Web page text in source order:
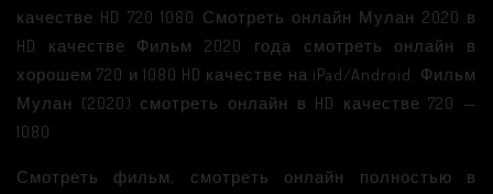
качестве HD 720 1080 Смотреть онлайн Мулан 2020 в
HD качестве Фильм 2020 года смотреть онлайн в
хорошем 720 и 1080 HD качестве на iPad/Android. Фильм
Мулан (2020) смотреть онлайн в HD качестве 720 —
1080
Смотреть фильм, смотреть онлайн полностью в